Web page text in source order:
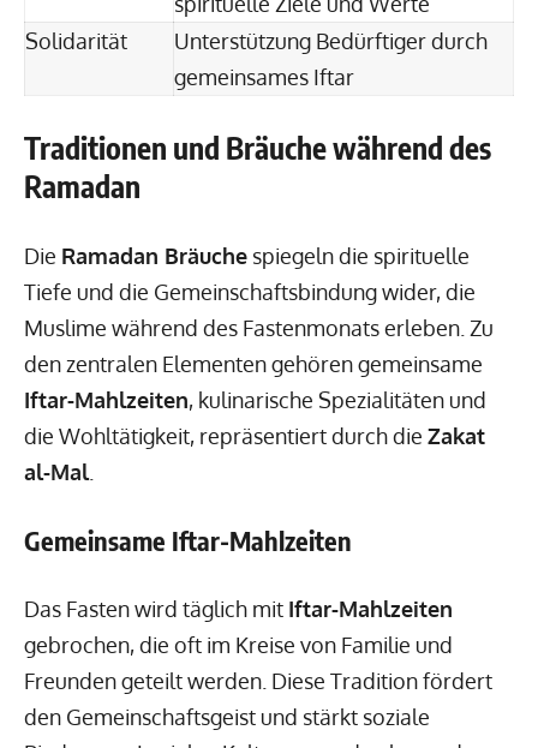
Solidarität
Unterstützung Bedürftiger durch
gemeinsames Iftar
Traditionen und Bräuche während des
Ramadan
Die Ramadan Bräuche spiegeln die spirituelle
Tiefe und die Gemeinschaftsbindung wider, die
Muslime während des Fastenmonats erleben. Zu
den zentralen Elementen gehören gemeinsame
Iftar-Mahlzeiten, kulinarische Spezialitäten und
die Wohltätigkeit, repräsentiert durch die Zakat
al-Mal.
Gemeinsame Iftar-Mahlzeiten
Das Fasten wird täglich mit Iftar-Mahlzeiten
gebrochen, die oft im Kreise von Familie und
Freunden geteilt werden. Diese Tradition fördert
den Gemeinschaftsgeist und stärkt soziale